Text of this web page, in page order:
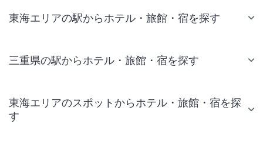
東海エリアの駅からホテル・旅館・宿を探す
三重県の駅からホテル・旅館・宿を探す
東海エリアのスポットからホテル・旅館・宿を探
す